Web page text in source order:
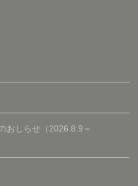
おしらせ（2026.8.9～